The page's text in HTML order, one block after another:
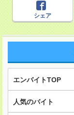
シェア
エンバイトTOP
人気のバイト